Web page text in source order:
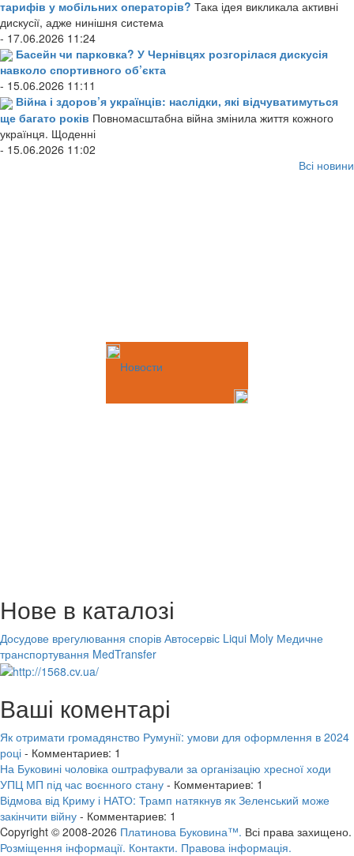
тарифів у мобільних операторів? Така ідея викликала активні
дискусії, адже нинішня система
- 17.06.2026 11:24
Басейн чи парковка? У Чернівцях розгорілася дискусія
навколо спортивного об’єкта
- 15.06.2026 11:11
Війна і здоров’я українців: наслідки, які відчуватимуться
ще багато років Повномасштабна війна змінила життя кожного
українця. Щоденні
- 15.06.2026 11:02
Всі новини
Новости
Нове в каталозі
Досудове врегулювання спорів Автосервіс Liqui Moly Медичне
транспортування MedTransfer
Ваші коментарі
Як отримати громадянство Румунії: умови для оформлення в 2024
році - Комментариев: 1
На Буковині чоловіка оштрафували за організацію хресної ходи
УПЦ МП під час воєнного стану - Комментариев: 1
Відмова від Криму і НАТО: Трамп натякнув як Зеленський може
закінчити війну - Комментариев: 1
Copyright © 2008-2026 Платинова Буковина™. Всі права захищено.
Розміщення інформації. Контакти. Правова інформація.